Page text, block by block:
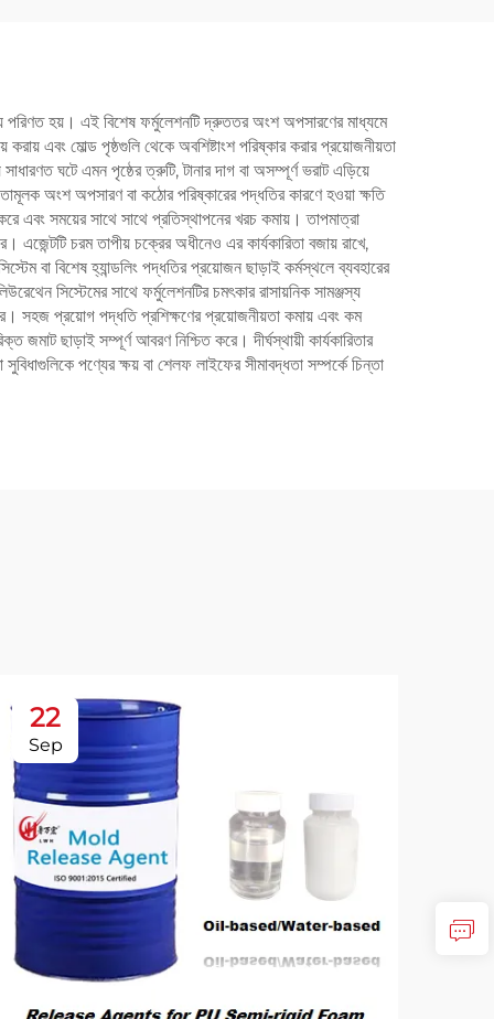
পরিণত হয়। এই বিশেষ ফর্মুলেশনটি দ্রুততর অংশ অপসারণের মাধ্যমে
এবং মোল্ড পৃষ্ঠগুলি থেকে অবশিষ্টাংশ পরিষ্কার করার প্রয়োজনীয়তা
ঘটে এমন পৃষ্ঠের ত্রুটি, টানার দাগ বা অসম্পূর্ণ ভরাট এড়িয়ে
অংশ অপসারণ বা কঠোর পরিষ্কারের পদ্ধতির কারণে হওয়া ক্ষতি
এবং সময়ের সাথে সাথে প্রতিস্থাপনের খরচ কমায়। তাপমাত্রা
এজেন্টটি চরম তাপীয় চক্রের অধীনেও এর কার্যকারিতা বজায় রাখে,
বা বিশেষ হ্যান্ডলিং পদ্ধতির প্রয়োজন ছাড়াই কর্মস্থলে ব্যবহারের
সিস্টেমের সাথে ফর্মুলেশনটির চমৎকার রাসায়নিক সামঞ্জস্য
সহজ প্রয়োগ পদ্ধতি প্রশিক্ষণের প্রয়োজনীয়তা কমায় এবং কম
ছাড়াই সম্পূর্ণ আবরণ নিশ্চিত করে। দীর্ঘস্থায়ী কার্যকারিতার
পণ্যের ক্ষয় বা শেলফ লাইফের সীমাবদ্ধতা সম্পর্কে চিন্তা
22
Sep